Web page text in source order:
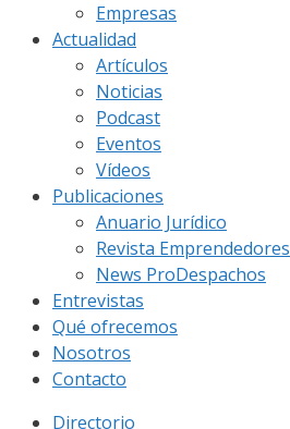
Empresas
Actualidad
Artículos
Noticias
Podcast
Eventos
Vídeos
Publicaciones
Anuario Jurídico
Revista Emprendedores
News ProDespachos
Entrevistas
Qué ofrecemos
Nosotros
Contacto
Directorio